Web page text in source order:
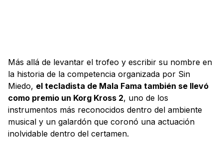
Más allá de levantar el trofeo y escribir su nombre en
la historia de la competencia organizada por Sin
Miedo, el tecladista de Mala Fama también se llevó
como premio un Korg Kross 2, uno de los
instrumentos más reconocidos dentro del ambiente
musical y un galardón que coronó una actuación
inolvidable dentro del certamen.